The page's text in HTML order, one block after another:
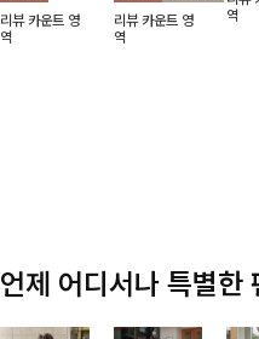
라이프 디테일로
유행 없이 오래
리뷰 카운트 영
역
걱정없이 손쉽게
코디 가능한 블
리뷰 카운트 영
역
여리
역
언제 어디서나 특별한